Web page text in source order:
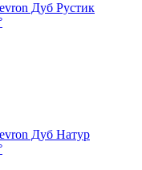
Дуб Рустик
Дуб Натур